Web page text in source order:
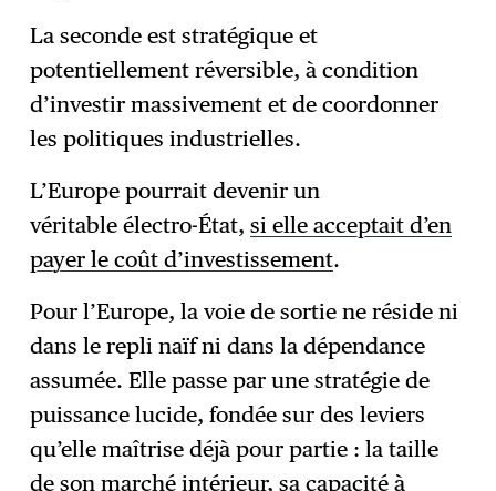
La seconde est stratégique et
potentiellement réversible, à condition
d’investir massivement et de coordonner
les politiques industrielles.
L’Europe pourrait devenir un
véritable électro-État,si elle acceptait d’en
payer le coût d’investissement.
Pour l’Europe, la voie de sortie ne réside ni
dans le repli naïf ni dans la dépendance
assumée. Elle passe par une stratégie de
puissance lucide, fondée sur des leviers
qu’elle maîtrise déjà pour partie : la taille
de son marché intérieur, sa capacité à